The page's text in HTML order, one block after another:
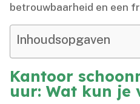
betrouwbaarheid en een
Inhoudsopgaven
Kantoor
uur: Wat kun je